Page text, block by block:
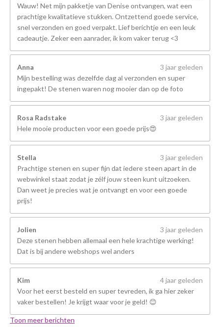
Wauw! Net mijn pakketje van Denise ontvangen, wat een
prachtige kwalitatieve stukken. Ontzettend goede service,
snel verzonden en goed verpakt. Lief berichtje en een leuk
cadeautje. Zeker een aanrader, ik kom vaker terug <3
Anna
3 jaar geleden
Mijn bestelling was dezelfde dag al verzonden en super
ingepakt! De stenen waren nog mooier dan op de foto
Rosa Radstake
3 jaar geleden
Hele mooie producten voor een goede prijs😍
Stella
3 jaar geleden
Prachtige stenen en super fijn dat iedere steen apart in de
webwinkel staat zodat je zélf jouw steen kunt uitzoeken.
Dan weet je precies wat je ontvangt en voor een goede
prijs!
Jolien
3 jaar geleden
Deze stenen hebben allemaal een hele krachtige werking!
Dat is bij andere webshops wel anders
Kim
4 jaar geleden
Voor het eerst besteld en super tevreden, ik ga hier zeker
vaker bestellen! Je krijgt waar voor je geld! 😊
Toon meer berichten